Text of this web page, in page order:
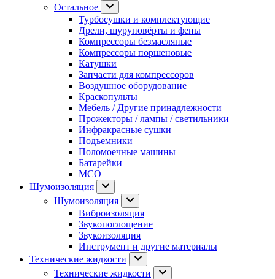
Остальное
Турбосушки и комплектующие
Дрели, шуруповёрты и фены
Компрессоры безмасляные
Компрессоры поршеновые
Катушки
Запчасти для компрессоров
Воздушное оборудование
Краскопульты
Мебель / Другие принадлежности
Прожекторы / лампы / светильники
Инфракрасные сушки
Подъемники
Поломоечные машины
Батарейки
МСО
Шумоизоляция
Шумоизоляция
Виброизоляция
Звукопоглощение
Звукоизоляция
Инструмент и другие материалы
Технические жидкости
Технические жидкости